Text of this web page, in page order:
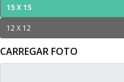
15 X 15
12 X 12
CARREGAR FOTO